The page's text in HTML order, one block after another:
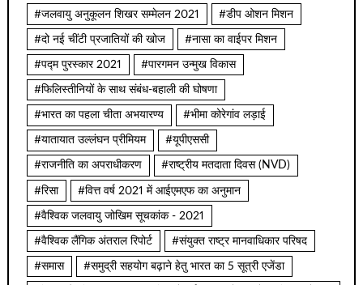
#जलवायु अनुकूलन शिखर सम्मेलन 2021 #डीप ओशन मिशन
#दो नई चींटी प्रजातियों की खोज #नासा का वाईपर मिशन
#पद्म पुरस्कार 2021 #पारगमन उन्मुख विकास
#फिलिस्तीनियों के साथ संबंध-बहाली की घोषणा
#भारत का पहला चीता अभयारण्य #भीमा कोरेगांव लड़ाई
#यातायात उल्लंघन प्रीमियम #यूपीएससी
#राजनीति का अपराधीकरण #राष्ट्रीय मतदाता दिवस (NVD)
#रिसा #वित्त वर्ष 2021 में आईएमएफ का अनुमान
#वैश्विक जलवायु जोखिम सूचकांक - 2021
#वैश्विक लैंगिक अंतराल रिपोर्ट #संयुक्त राष्ट्र मानवाधिकार परिषद
#समास #समुद्री सहयोग बढ़ाने हेतु भारत का 5 सूत्री एजेंडा